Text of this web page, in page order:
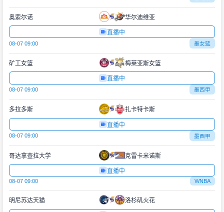
奥索尔诺 华尔迪维亚
直播中
08-07 09:00 墨女篮
矿工女篮 梅莱亚斯女篮
直播中
08-07 09:00 墨西甲
多拉多斯 扎卡特卡斯
直播中
08-07 09:00 墨西甲
哥达拿查拉大学 克雷卡米诺斯
直播中
08-07 09:00 WNBA
明尼苏达天猫 洛杉矶火花